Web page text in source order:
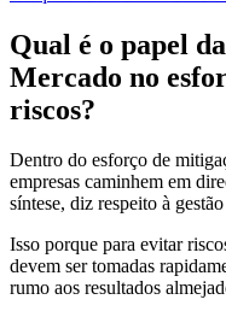
Qual é o papel
Mercado no
riscos?
Dentro do esforço de
empresas caminhem em
síntese, diz respeito à
Isso porque para evitar
devem ser tomadas
rumo aos resultados